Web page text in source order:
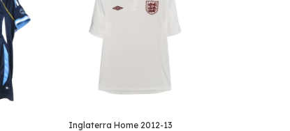
Inglaterra Home 2012-13